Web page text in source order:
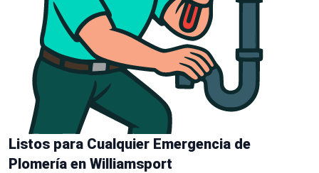
Listos para Cualquier Emergencia de
Plomería en Williamsport